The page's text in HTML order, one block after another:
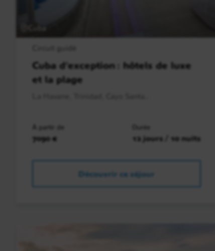
Cuba d’exception : hôtels de luxe
et la plage
À partir de
7090 €
Durée
12 jours / 10 nuits
Découvrir ce séjour